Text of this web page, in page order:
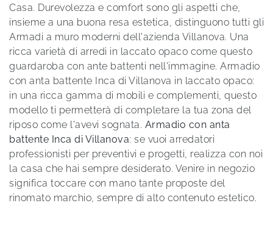
Casa. Durevolezza e comfort sono gli aspetti che,
insieme a una buona resa estetica, distinguono tutti gli
Armadi a muro moderni dell'azienda Villanova. Una
ricca varietà di arredi in laccato opaco come questo
guardaroba con ante battenti nell'immagine. Armadio
con anta battente Inca di Villanova in laccato opaco:
in una ricca gamma di mobili e complementi, questo
modello ti permetterà di completare la tua zona del
riposo come l'avevi sognata. Armadio con anta
battente Inca di Villanova: se vuoi arredatori
professionisti per preventivi e progetti, realizza con noi
la casa che hai sempre desiderato. Venire in negozio
significa toccare con mano tante proposte del
rinomato marchio, sempre di alto contenuto estetico.